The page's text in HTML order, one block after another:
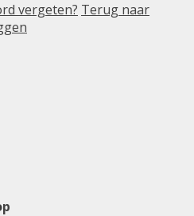
vergeten? Terug naar